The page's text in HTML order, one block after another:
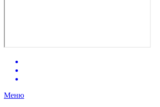
Меню